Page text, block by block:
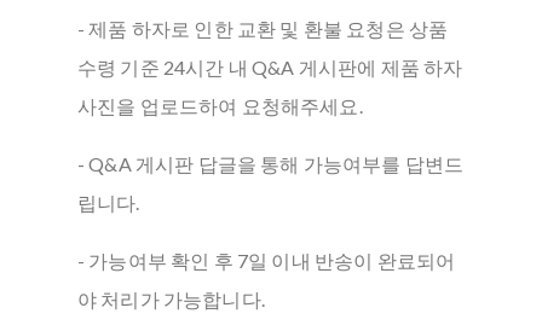
- 제품 하자로 인한 교환 및 환불 요청은 상품
수령 기준 24시간 내 Q&A 게시판에 제품 하자
사진을 업로드하여 요청해주세요.
- Q&A 게시판 답글을 통해 가능여부를 답변드
립니다.
- 가능여부 확인 후 7일 이내 반송이 완료되어
야 처리가 가능합니다.